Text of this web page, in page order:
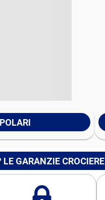
GARANZIE CROCIERE